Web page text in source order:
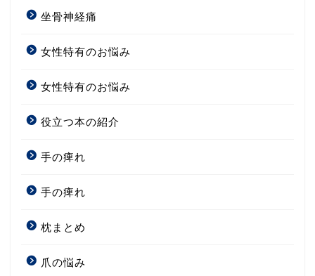
坐骨神経痛
女性特有のお悩み
女性特有のお悩み
役立つ本の紹介
手の痺れ
手の痺れ
枕まとめ
爪の悩み